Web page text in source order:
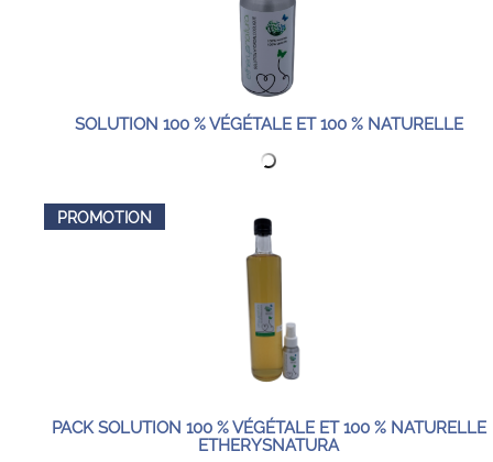
SOLUTION 100 % VÉGÉTALE ET 100 % NATURELLE
PROMOTION
PACK SOLUTION 100 % VÉGÉTALE ET 100 % NATURELLE
ETHERYSNATURA